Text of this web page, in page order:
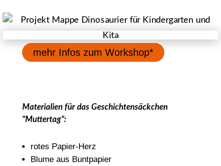
mehr Infos zum Workshop*
Materialien für das Geschichtensäckchen
"Muttertag":
rotes Papier-Herz
Blume aus Buntpapier